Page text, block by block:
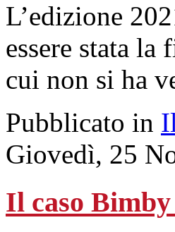
L’edizione
essere stata
cui non si ha
Pubblicato in
Giovedì, 25
Il caso Bimby